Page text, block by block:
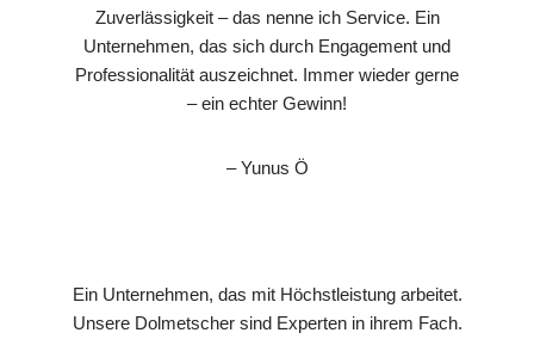
Zuverlässigkeit – das nenne ich Service. Ein
Unternehmen, das sich durch Engagement und
Professionalität auszeichnet. Immer wieder gerne
– ein echter Gewinn!
– Yunus Ö
Ein Unternehmen, das mit Höchstleistung arbeitet.
Unsere Dolmetscher sind Experten in ihrem Fach.